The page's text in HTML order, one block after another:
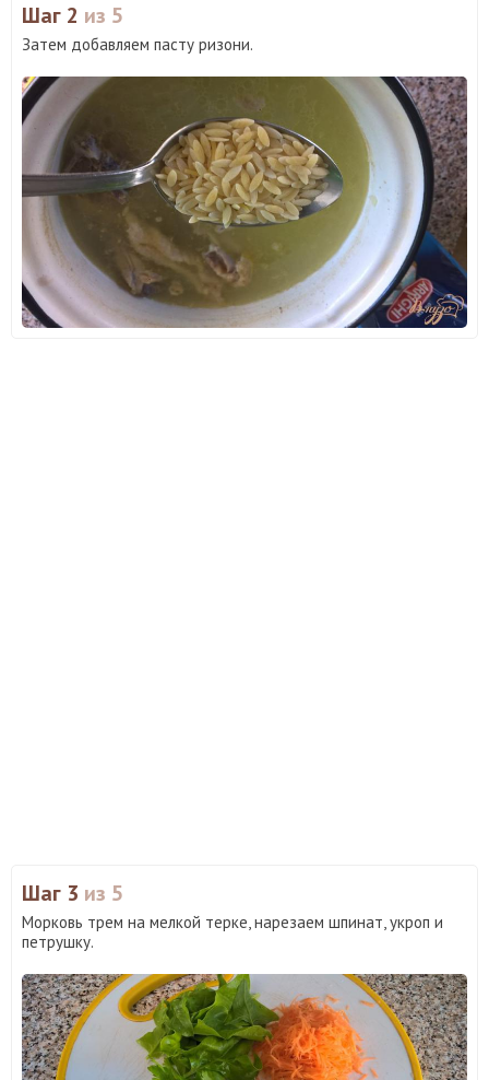
Шаг 2 из 5
Затем добавляем пасту ризони.
Шаг 3 из 5
Морковь трем на мелкой терке, нарезаем шпинат, укроп и
петрушку.